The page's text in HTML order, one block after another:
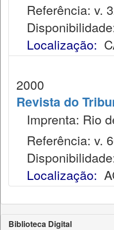
Referência: v.
Localização:
2000
Revista do
Imprenta: Rio
Referência: v.
Localização:
Biblioteca Digital